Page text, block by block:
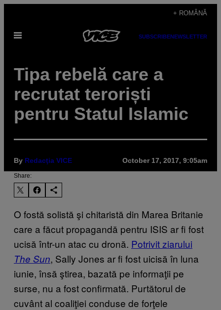
content
+ ROMÂNĂ
Open
SUBSCRIBENEWSLETTER
Tipa rebelă care a
recrutat teroriști
pentru Statul Islamic
By Redacţia VICE October 17, 2017, 9:05am
Share:
O fostă solistă şi chitaristă din Marea Britanie
care a făcut propagandă pentru ISIS ar fi fost
ucisă într-un atac cu dronă. Potrivit ziarului
The Sun, Sally Jones ar fi fost uicisă în luna
iunie, însă ştirea, bazată pe informaţii pe
surse, nu a fost confirmată. Purtătorul de
cuvânt al coaliţiei conduse de forţele